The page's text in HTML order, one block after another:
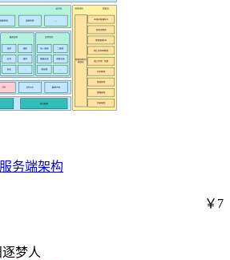
务端架构
逐梦人
￥7